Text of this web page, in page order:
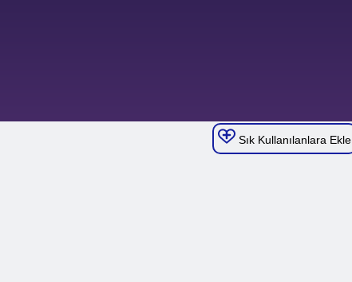
Sık Kullanılanlara Ekle